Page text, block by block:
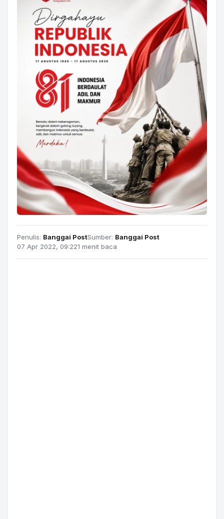
Penulis: Banggai PostSumber: Banggai Post
07 Apr 2022, 09:221 menit baca